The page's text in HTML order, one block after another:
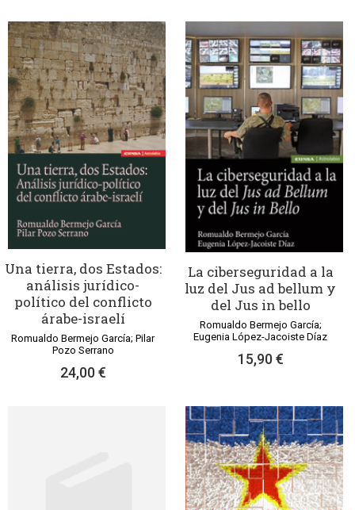
Una tierra, dos Estados:
análisis jurídico-
político del conflicto
árabe-israelí
Romualdo Bermejo García; Pilar
Pozo Serrano
24,00 €
La ciberseguridad a la
luz del Jus ad bellum y
del Jus in bello
Romualdo Bermejo García;
Eugenia López-Jacoiste Díaz
15,90 €